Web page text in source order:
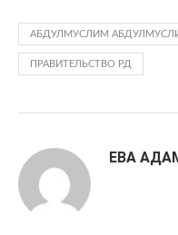
АБДУЛМУСЛИМ
ПРАВИТЕЛЬСТВО РД
ЕВА